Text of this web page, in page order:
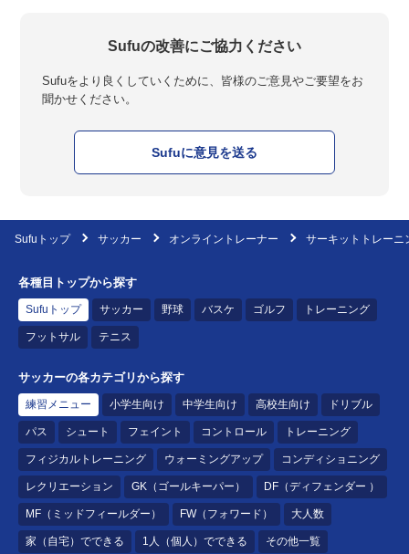
Sufuの改善にご協力ください
Sufuをより良くしていくために、皆様のご意見やご要望をお
聞かせください。
Sufuに意見を送る
Sufuトップ サッカー オンライントレーナー サーキットトレーニ
各種目トップから探す
Sufuトップ サッカー 野球 バスケ ゴルフ トレーニング
フットサル テニス
サッカーの各カテゴリから探す
練習メニュー 小学生向け 中学生向け 高校生向け ドリブル
パス シュート フェイント コントロール トレーニング
フィジカルトレーニング ウォーミングアップ コンディショニング
レクリエーション GK（ゴールキーパー） DF（ディフェンダー ）
MF（ミッドフィールダー） FW（フォワード） 大人数
家（自宅）でできる 1人（個人）でできる その他一覧